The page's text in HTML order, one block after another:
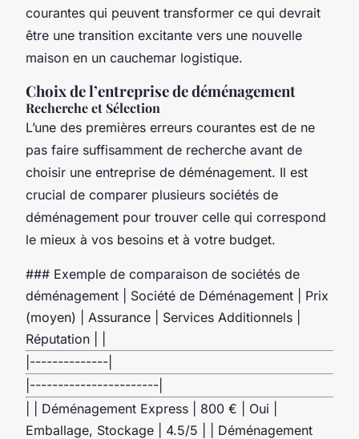
courantes qui peuvent transformer ce qui devrait
être une transition excitante vers une nouvelle
maison en un cauchemar logistique.
Choix de l’entreprise de déménagement
Recherche et Sélection
L’une des premières erreurs courantes est de ne
pas faire suffisamment de recherche avant de
choisir une entreprise de déménagement. Il est
crucial de comparer plusieurs sociétés de
déménagement pour trouver celle qui correspond
le mieux à vos besoins et à votre budget.
### Exemple de comparaison de sociétés de
déménagement | Société de Déménagement | Prix
(moyen) | Assurance | Services Additionnels |
Réputation | |
|--------------|
|-----------------------|
| | Déménagement Express | 800 € | Oui |
Emballage, Stockage | 4.5/5 | | Déménagement